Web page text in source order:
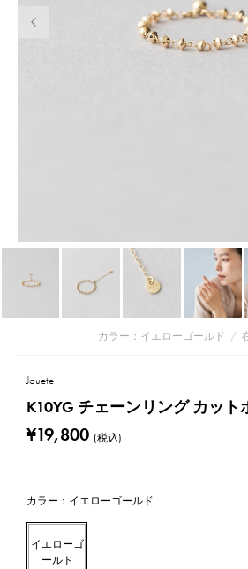
カラー：イエローゴールド /
Jouete
K10YG チェーンリング カット
¥19,800 (税込)
カラー：イエローゴールド
イエローゴ
ールド